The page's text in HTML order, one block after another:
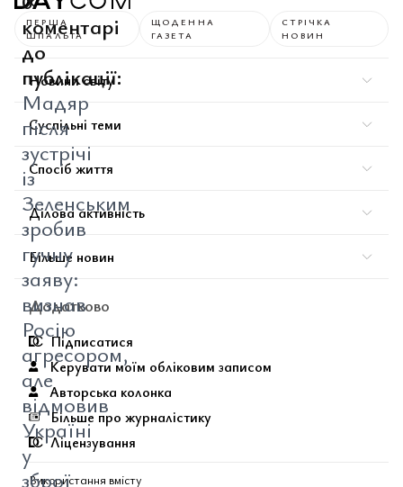
коментарі
до
публікації:
Мадяр
після
зустрічі
із
Зеленським
зробив
гучну
заяву:
визнав
Росію
агресором,
але
відмовив
Україні
у
зброї
ПЕРША
ШПАЛЬТА
ЩОДЕННА
ГАЗЕТА
СТРІЧКА
НОВИН
Новини світу
Суспільні теми
Спосіб життя
Ділова активність
Більше новин
Додатково
Підписатися
Керувати моїм обліковим записом
Авторська колонка
Більше про журналістику
Ліцензування
Використання вмісту